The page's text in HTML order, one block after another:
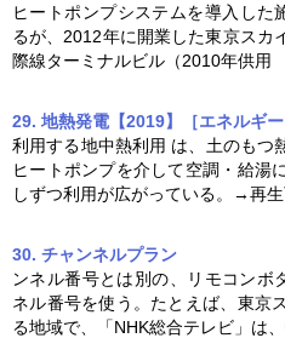
ヒートポンプシステムを導入した
るが、2012年に開業した東京スカ
際線ターミナルビル（2010年供用
29. 地熱発電【2019】［エネルギー
利用する地中熱利用 は、土のもつ
ヒートポンプを介して空調・給湯
しずつ利用が広がっている。→再
30. チャンネルプラン
ンネル番号とは別の、リモコンボ
ネル番号を使う。たとえば、 東京
る地域で、「NHK総合テレビ」は